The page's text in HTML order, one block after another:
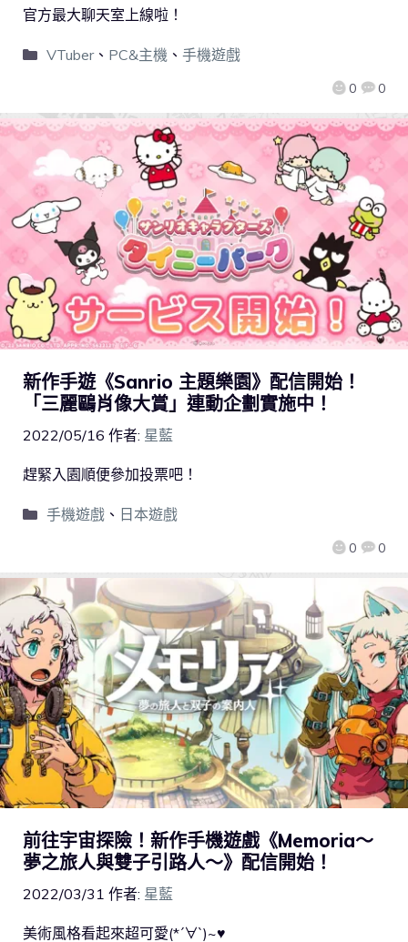
0 0
官方最大聊天室上線啦！
VTuber、 PC&主機、 手機遊戲
新作手遊《Sanrio 主題樂園》配信開始！
「三麗鷗肖像大賞」連動企劃實施中！
2022/05/16 作者: 星藍
0 0
趕緊入園順便參加投票吧！
手機遊戲、 日本遊戲
前往宇宙探險！新作手機遊戲《Memoria～
夢之旅人與雙子引路人～》配信開始！
2022/03/31 作者: 星藍
美術風格看起來超可愛(*´∀`)~♥